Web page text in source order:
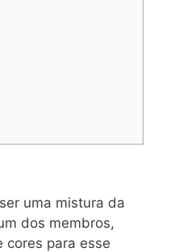
uma mistura da
dos membros,
cores para esse